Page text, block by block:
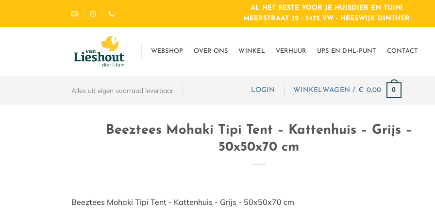
inhoud
AL HET BESTE VOOR JE HUISDIER EN TUIN!
MEERSTRAAT 32 - 5473 VW - HEESWIJK DINTHER
WEBSHOP OVER ONS WINKEL VERHUUR UPS EN DHL-PUNT CONTACT
Alles uit eigen voorraad leverbaar LOGIN WINKELWAGEN / € 0,00 0
Beeztees Mohaki Tipi Tent – Kattenhuis – Grijs –
50x50x70 cm
Beeztees Mohaki Tipi Tent - Kattenhuis - Grijs - 50x50x70 cm